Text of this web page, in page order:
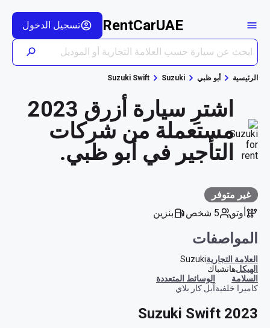
RentCarUAE تسجيل الدخول
الرئيسية أبو ظبي Suzuki
Suzuki Swift
اشترِ سيارة أزرق 2023
مستعملة من شركات
التأجير في أبو ظبي.
غير متوفر
أوتو
5 شخص بنزين
المواصفات
العلامة التجاريةSuzuki
الهيكلهاتشباك
السلامة
كاميرا خلفية
الوسائط المتعددة
آبل كار بلاي
Suzuki Swift 2023